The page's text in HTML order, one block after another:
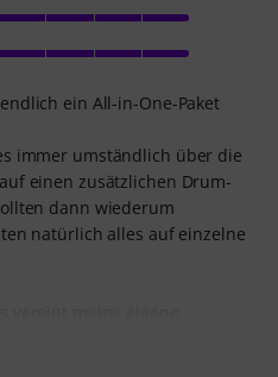
ein All-in-One-Paket
immer umständlich über die
einen zusätzlichen Drum-
dann wiederum
natürlich alles auf einzelne